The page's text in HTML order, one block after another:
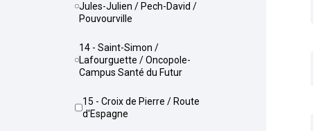
Jules-Julien / Pech-David /
Pouvourville
14 - Saint-Simon /
Lafourguette / Oncopole-
Campus Santé du Futur
15 - Croix de Pierre / Route
d'Espagne